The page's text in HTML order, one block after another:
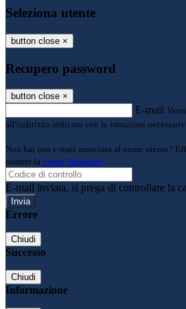
Seleziona utente
button close ×
Recupero password
button close ×
E-mail
all'indirizzo indicato con le istruzioni necessarie.
Non hai una e-mail associata al nome utente?
tramite la Login Spaggiari
E-mail inviata, si prega di controllare la
Errore
Chiudi
Successo
Chiudi
Informazione